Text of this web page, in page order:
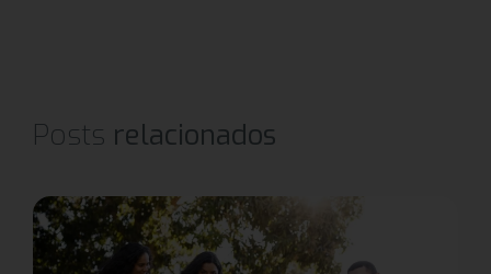
Posts relacionados